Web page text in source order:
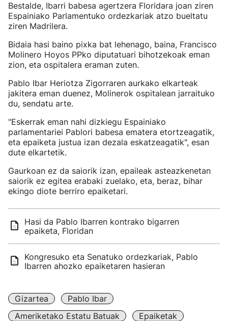
Bestalde, Ibarri babesa agertzera Floridara joan ziren
Espainiako Parlamentuko ordezkariak atzo bueltatu
ziren Madrilera.
Bidaia hasi baino pixka bat lehenago, baina, Francisco
Molinero Hoyos PPko diputatuari bihotzekoak eman
zion, eta ospitalera eraman zuten.
Pablo Ibar Heriotza Zigorraren aurkako elkarteak
jakitera eman duenez, Molinerok ospitalean jarraituko
du, sendatu arte.
"Eskerrak eman nahi dizkiegu Espainiako
parlamentariei Pablori babesa ematera etortzeagatik,
eta epaiketa justua izan dezala eskatzeagatik", esan
dute elkartetik.
Gaurkoan ez da saiorik izan, epaileak asteazkenetan
saiorik ez egitea erabaki zuelako, eta, beraz, bihar
ekingo diote berriro epaiketari.
Hasi da Pablo Ibarren kontrako bigarren
epaiketa, Floridan
Kongresuko eta Senatuko ordezkariak, Pablo
Ibarren ahozko epaiketaren hasieran
Gizartea
Pablo Ibar
Ameriketako Estatu Batuak
Epaiketak